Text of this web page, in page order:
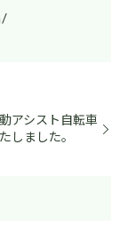
アシスト自転車
しました。